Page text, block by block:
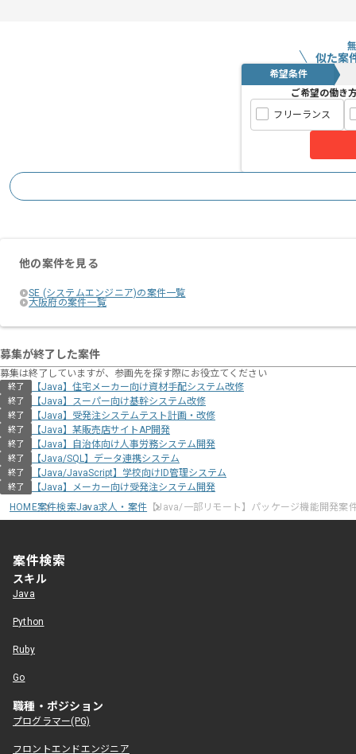
似た案
希望条件
ご希望の働き
フリーランス
他の案件を見る
SE (システムエンジニア)の案件一覧
大阪府の案件一覧
募集が終了した案件
募集は終了していますが、参画先を探す際にお役立てください
終了 【Java】住宅メーカー向け資材⼿配システム改修
終了 【Java】スーパー向け基幹システム改修
終了 【Java】受発注システムテスト計画・改修
終了 【Java】某販売店サイトAP開発
終了 【Java】自治体向け人事労務システム開発
終了 【Java/SQL】データ連携システム
終了 【Java/JavaScript】学校向けID管理システム
終了
【Java】メーカー向け受発注システム開発
HOME案件検索Java求人・案件 【Java/一部リモート】パッケージ機能開発案
案件検索
スキル
Java
Python
Ruby
Go
職種・ポジション
プログラマー(PG)
フロントエンドエンジニア